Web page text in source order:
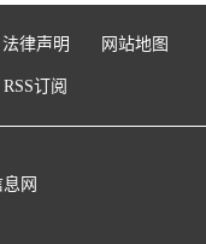
法律声明 网站地图
RSS订阅
网